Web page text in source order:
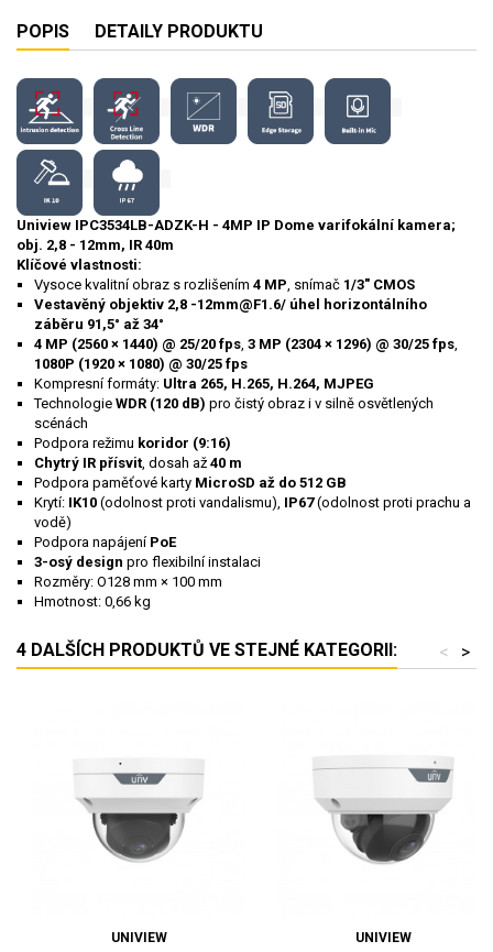
POPIS DETAILY PRODUKTU
Uniview IPC3534LB-ADZK-H - 4MP IP Dome varifokální kamera;
obj. 2,8 - 12mm, IR 40m
Klíčové vlastnosti:
Vysoce kvalitní obraz s rozlišením 4 MP, snímač 1/3" CMOS
Vestavěný objektiv 2,8 -12mm@F1.6/ úhel horizontálního
záběru 91,5° až 34°
4 MP (2560 × 1440) @ 25/20 fps, 3 MP (2304 × 1296) @ 30/25 fps,
1080P (1920 × 1080) @ 30/25 fps
Kompresní formáty: Ultra 265, H.265, H.264, MJPEG
Technologie WDR (120 dB) pro čistý obraz i v silně osvětlených
scénách
Podpora režimu koridor (9:16)
Chytrý IR přísvit, dosah až 40 m
Podpora paměťové karty MicroSD až do 512 GB
Krytí: IK10 (odolnost proti vandalismu), IP67(odolnost proti prachu a
vodě)
Podpora napájení PoE
3-osý design pro flexibilní instalaci
Rozměry: O128 mm × 100 mm
Hmotnost: 0,66 kg
4 DALŠÍCH PRODUKTŮ VE STEJNÉ KATEGORII: >
<
UNIVIEW UNIVIEW